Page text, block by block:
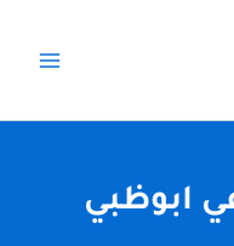
ابوظبي